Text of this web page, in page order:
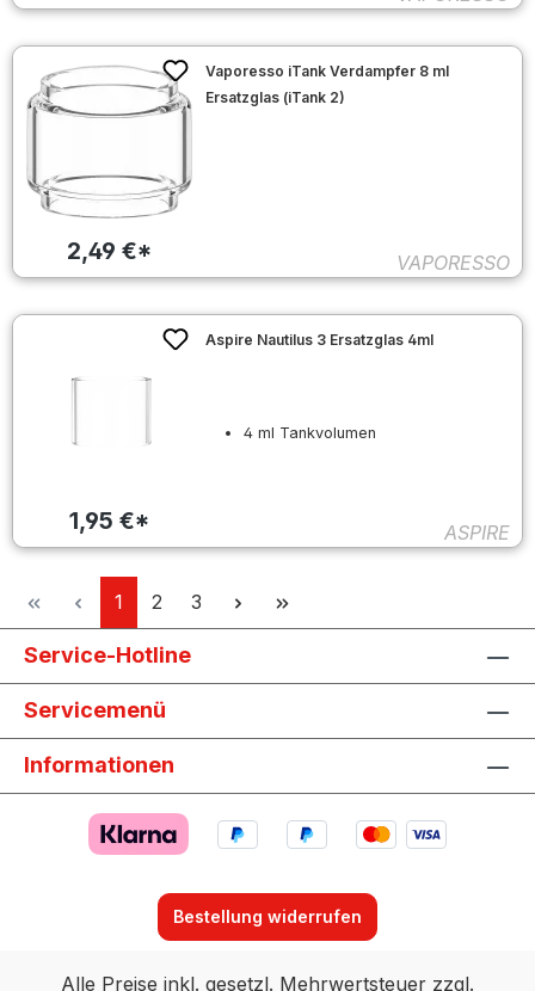
2,49 €*
Vaporesso iTank Verdampfer 8 ml
Ersatzglas (iTank 2)
VAPORESSO
1,95 €*
Aspire Nautilus 3 Ersatzglas 4ml
4 ml Tankvolumen
ASPIRE
Seite
1 Seite
2 Seite
3
Service-Hotline
Servicemenü
Informationen
Bestellung widerrufen
Alle Preise inkl. gesetzl. Mehrwertsteuer zzgl.